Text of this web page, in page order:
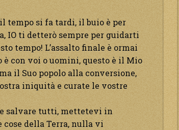
tempo si fa tardi, il buio è per
IO ti detterò sempre per guidarti
tempo! L’assalto finale è ormai
con voi o uomini, questo è il Mio
il Suo popolo alla conversione,
iniquità e curate le vostre
salvare tutti, mettetevi in
cose della Terra, nulla vi